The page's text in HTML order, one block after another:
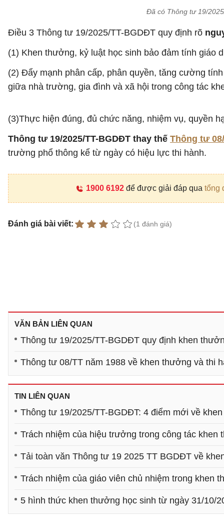
Đã có Thông tư 19/
Điều 3 Thông tư 19/2025/TT-BGDĐT quy định rõ
(1) Khen thưởng, kỷ luật học sinh bảo đảm tính giáo
(2) Đẩy mạnh phân cấp, phân quyền, tăng cường
giữa nhà trường, gia đình và xã hội trong công tác
(3)Thực hiện đúng, đủ chức năng, nhiệm vụ, quyền
Thông tư 19/2025/TT-BGDĐT thay thế Thông tư
trường phổ thông kể từ ngày có hiệu lực thi hành.
1900 6192để được giải đáp qua tổng
Đánh giá bài viết: (1 đánh giá)
VĂN BẢN LIÊN QUAN
Thông tư 19/2025/TT-BGDĐT quy định khen
Thông tư 08/TT năm 1988 về khen thưởng và thi
TIN LIÊN QUAN
Thông tư 19/2025/TT-BGDĐT: 4 điểm mới về
Trách nhiệm của hiệu trưởng trong công tác
Tải toàn văn Thông tư 19 2025 TT BGDĐT về
Trách nhiệm của giáo viên chủ nhiệm trong khen
5 hình thức khen thưởng học sinh từ ngày 31/10/